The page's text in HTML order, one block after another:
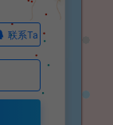
联系Ta